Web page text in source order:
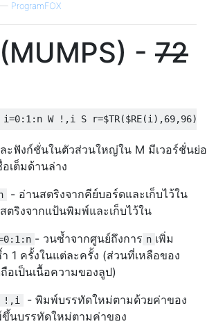
— ProgramFOX
- 72
ะฟังก์ชั่นในตัวส่วนใหญ่ใน M มีเวอร์ชั่นย่อ
เต็มด้านล่าง
- อ่านสตริงจากคีย์บอร์ดและเก็บไว้ใน
ตริงจากแป้นพิมพ์และเก็บไว้ใน
- วนซ้ำจากศูนย์ถึงการ n เพิ่ม
1 ครั้งในแต่ละครั้ง (ส่วนที่เหลือของ
อเป็นเนื้อความของลูป)
!,i - พิมพ์บรรทัดใหม่ตามด้วยค่าของ
นบรรทัดใหม่ตามค่าของ